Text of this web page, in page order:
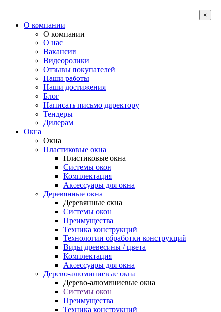
О компании
О компании
О нас
Вакансии
Видеоролики
Отзывы покупателей
Наши работы
Наши достижения
Блог
Написать письмо директору
Тендеры
Дилерам
Окна
Окна
Пластиковые окна
Пластиковые окна
Системы окон
Комплектация
Аксессуары для окна
Деревянные окна
Деревянные окна
Системы окон
Преимущества
Техника конструкций
Технологии обработки конструкций
Виды древесины / цвета
Комплектация
Аксессуары для окна
Дерево-алюминиевые окна
Дерево-алюминиевые окна
Системы окон
Преимущества
Техника конструкций
×